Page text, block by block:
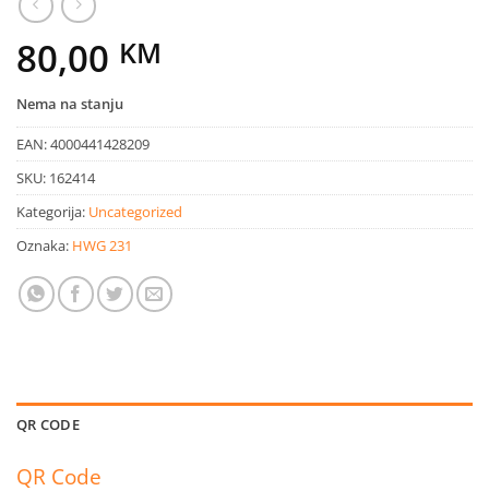
80,00 KM
Nema na stanju
EAN:4000441428209
SKU: 162414
Kategorija: Uncategorized
Oznaka: HWG 231
QR CODE
QR Code